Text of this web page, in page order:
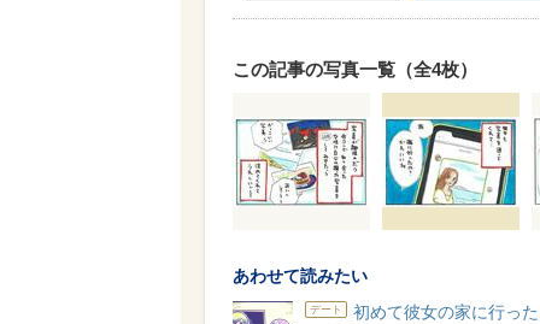
この記事の写真一覧（全4枚）
あわせて読みたい
デート
初めて彼女の家に行っ